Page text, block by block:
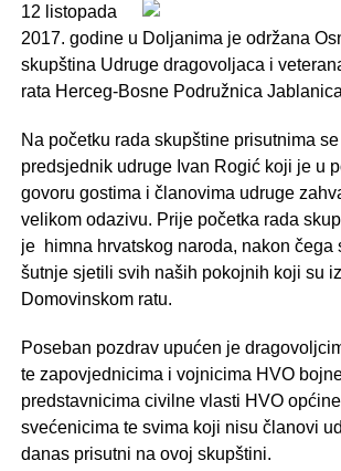
12 listopada
2017. godine u Doljanima je održana
skupština Udruge dragovoljaca i
rata Herceg-Bosne Podružnica
Na početku rada skupštine prisutnima
predsjednik udruge Ivan Rogić koji je u
govoru gostima i članovima udruge
velikom odazivu. Prije početka rada
je himna hrvatskog naroda, nakon čega
šutnje sjetili svih naših pokojnih koji su
Domovinskom ratu.
Poseban pozdrav upućen je
te zapovjednicima i vojnicima HVO
predstavnicima civilne vlasti HVO
svećenicima te svima koji nisu članovi
danas prisutni na ovoj skupštini.